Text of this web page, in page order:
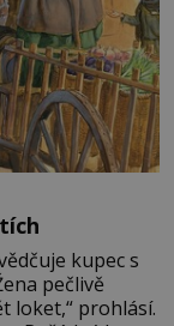
kupec s
pečlivě
loket,“ prohlásí.